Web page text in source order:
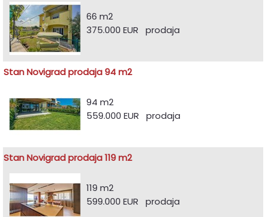
66 m2
375.000 EUR prodaja
Stan Novigrad prodaja 94 m2
94 m2
559.000 EUR prodaja
Stan Novigrad prodaja 119 m2
119 m2
599.000 EUR prodaja